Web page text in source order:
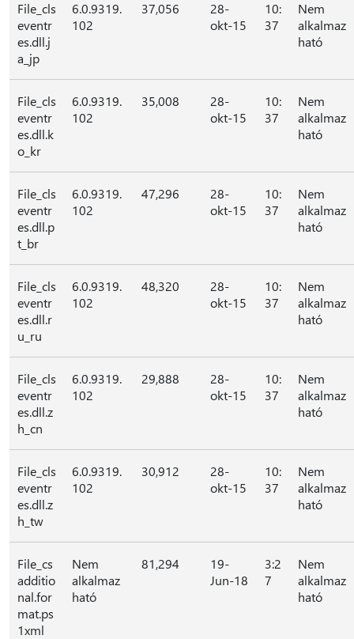
File_cls
eventr
es.dll.j
a_jp
6.0.9319.
102
37,056
28-
okt-15
10:
37
Nem
alkalmaz
ható
File_cls
eventr
es.dll.k
o_kr
6.0.9319.
102
35,008
28-
okt-15
10:
37
Nem
alkalmaz
ható
File_cls
eventr
es.dll.p
t_br
6.0.9319.
102
47,296
28-
okt-15
10:
37
Nem
alkalmaz
ható
File_cls
eventr
es.dll.r
u_ru
6.0.9319.
102
48,320
28-
okt-15
10:
37
Nem
alkalmaz
ható
File_cls
eventr
es.dll.z
h_cn
6.0.9319.
102
29,888
28-
okt-15
10:
37
Nem
alkalmaz
ható
File_cls
eventr
es.dll.z
h_tw
6.0.9319.
102
30,912
28-
okt-15
10:
37
Nem
alkalmaz
ható
File_cs
additio
nal.for
mat.ps
1xml
Nem
alkalmaz
ható
81,294
19-
Jun-18
3:2
7
Nem
alkalmaz
ható